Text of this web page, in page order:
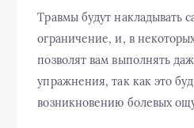
Травмы будут накладывать
ограничение, и, в
позволят вам выполнять
упражнения, так как это
возникновению болевых